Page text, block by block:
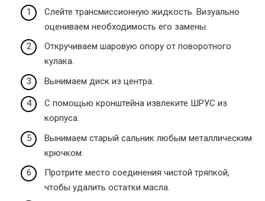
Слейте трансмиссионную жидкость. Визуально
оцениваем необходимость его замены.
Откручиваем шаровую опору от поворотного
кулака.
Вынимаем диск из центра.
С помощью кронштейна извлеките ШРУС из
корпуса.
Вынимаем старый сальник любым металлическим
крючком.
Протрите место соединения чистой тряпкой,
чтобы удалить остатки масла.